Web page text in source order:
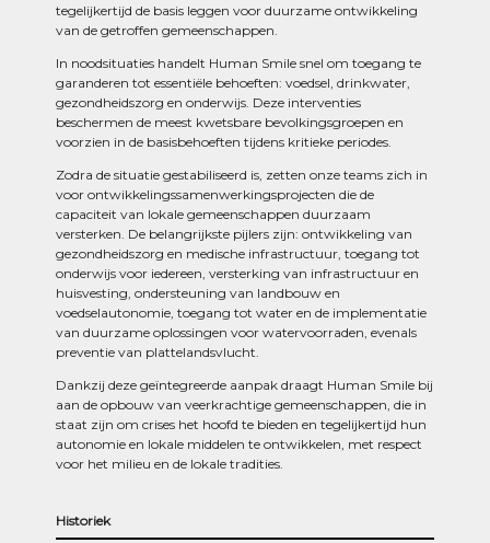
tegelijkertijd de basis leggen voor duurzame ontwikkeling
van de getroffen gemeenschappen.
In noodsituaties handelt Human Smile snel om toegang te
garanderen tot essentiële behoeften: voedsel, drinkwater,
gezondheidszorg en onderwijs. Deze interventies
beschermen de meest kwetsbare bevolkingsgroepen en
voorzien in de basisbehoeften tijdens kritieke periodes.
Zodra de situatie gestabiliseerd is, zetten onze teams zich in
voor ontwikkelingssamenwerkingsprojecten die de
capaciteit van lokale gemeenschappen duurzaam
versterken. De belangrijkste pijlers zijn: ontwikkeling van
gezondheidszorg en medische infrastructuur, toegang tot
onderwijs voor iedereen, versterking van infrastructuur en
huisvesting, ondersteuning van landbouw en
voedselautonomie, toegang tot water en de implementatie
van duurzame oplossingen voor watervoorraden, evenals
preventie van plattelandsvlucht.
Dankzij deze geïntegreerde aanpak draagt Human Smile bij
aan de opbouw van veerkrachtige gemeenschappen, die in
staat zijn om crises het hoofd te bieden en tegelijkertijd hun
autonomie en lokale middelen te ontwikkelen, met respect
voor het milieu en de lokale tradities.
Historiek